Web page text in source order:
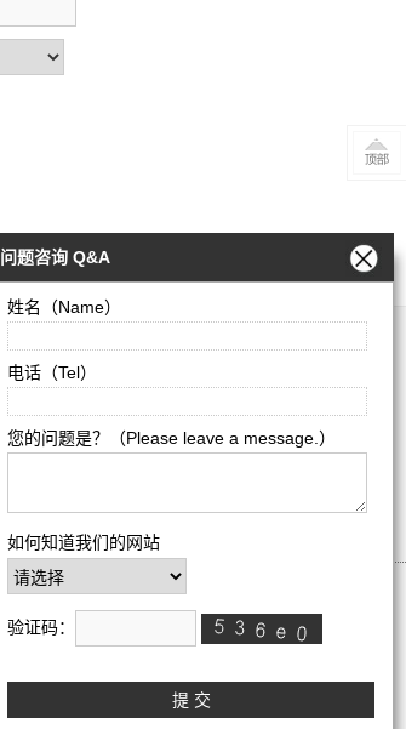
伦敦艺术大学广州、武汉、澳门招生代表处
电话：广州(8620) 87600086
网址：
微信扫码添加客服微信：
问题咨询 Q&A
姓名（Name）
电话（Tel）
您的问题是？（Please leave a message.）
如何知道我们的网站
验证码：